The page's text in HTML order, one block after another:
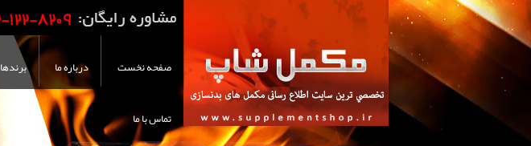
صفحه نخست درباره ما برندها
تماس با ما